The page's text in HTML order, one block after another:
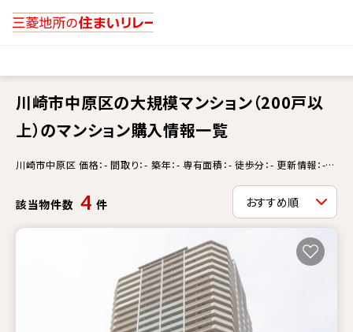
川崎市中原区の大規模マンション（200戸以
上）のマンション購入情報一覧
川崎市中原区 価格：- 間取り：- 築年：- 専有面積：- 徒歩分：- 更新情報：-
該当物件数 4 件